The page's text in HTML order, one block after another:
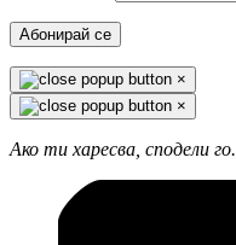
Абонирай се
×
×
Ако ти харесва, сподели го.